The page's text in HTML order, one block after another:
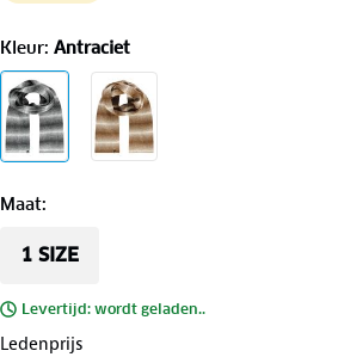
Kleur: Antraciet
Maat:
1 SIZE
Levertijd: wordt geladen..
Ledenprijs